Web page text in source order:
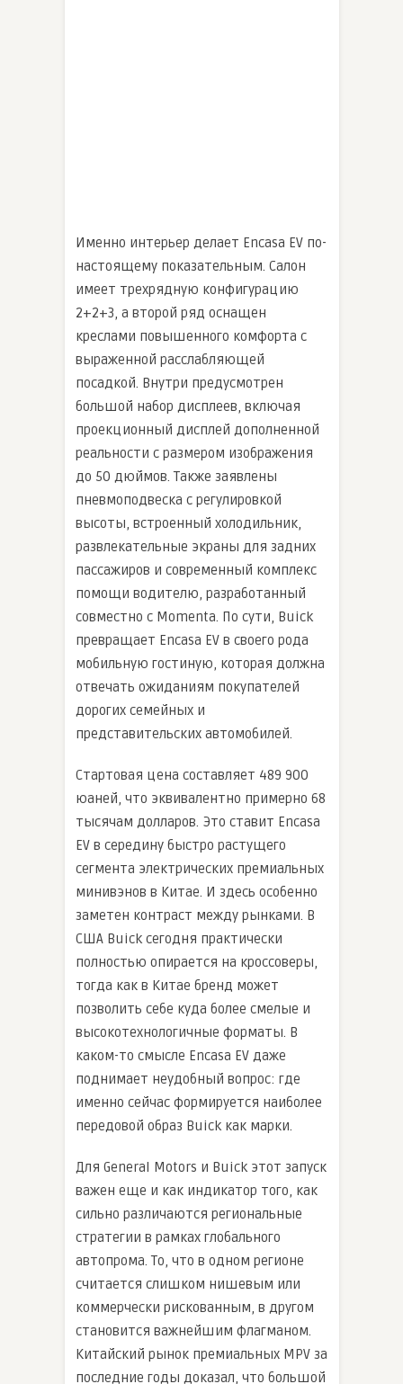
Именно интерьер делает Encasa EV по-
настоящему показательным. Салон
имеет трехрядную конфигурацию
2+2+3, а второй ряд оснащен
креслами повышенного комфорта с
выраженной расслабляющей
посадкой. Внутри предусмотрен
большой набор дисплеев, включая
проекционный дисплей дополненной
реальности с размером изображения
до 50 дюймов. Также заявлены
пневмоподвеска с регулировкой
высоты, встроенный холодильник,
развлекательные экраны для задних
пассажиров и современный комплекс
помощи водителю, разработанный
совместно с Momenta. По сути, Buick
превращает Encasa EV в своего рода
мобильную гостиную, которая должна
отвечать ожиданиям покупателей
дорогих семейных и
представительских автомобилей.
Стартовая цена составляет 489 900
юаней, что эквивалентно примерно 68
тысячам долларов. Это ставит Encasa
EV в середину быстро растущего
сегмента электрических премиальных
минивэнов в Китае. И здесь особенно
заметен контраст между рынками. В
США Buick сегодня практически
полностью опирается на кроссоверы,
тогда как в Китае бренд может
позволить себе куда более смелые и
высокотехнологичные форматы. В
каком-то смысле Encasa EV даже
поднимает неудобный вопрос: где
именно сейчас формируется наиболее
передовой образ Buick как марки.
Для General Motors и Buick этот запуск
важен еще и как индикатор того, как
сильно различаются региональные
стратегии в рамках глобального
автопрома. То, что в одном регионе
считается слишком нишевым или
коммерчески рискованным, в другом
становится важнейшим флагманом.
Китайский рынок премиальных MPV за
последние годы доказал, что большой